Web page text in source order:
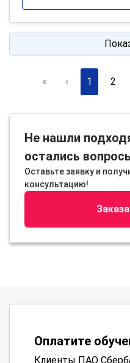
« ‹ 1 2
Не нашли
остались
Оставьте заявку и
консультацию!
Оплатите
Клиенты ПАО